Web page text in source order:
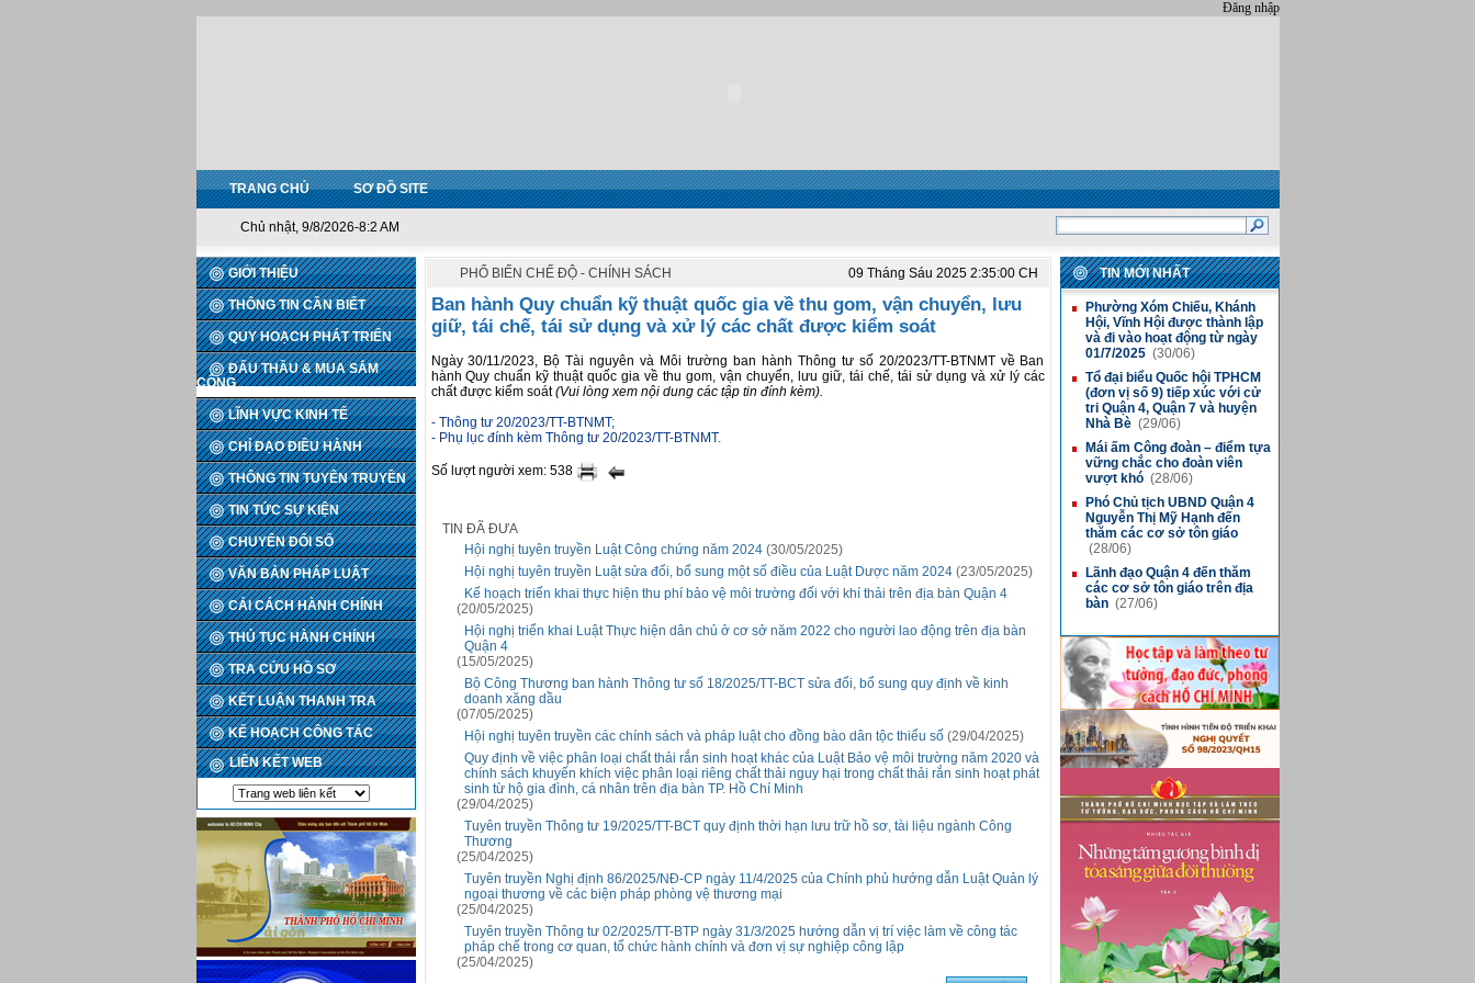
Đăng nhập
TRANG CHỦ SƠ ĐỒ SITE
Chủ nhật, 9/8/2026-8:2 AM
GIỚI THIỆU
THÔNG TIN CẦN BIẾT
QUY HOẠCH PHÁT TRIỂN
ĐẤU THẦU & MUA SẮM
CÔNG
LĨNH VỰC KINH TẾ
CHỈ ĐẠO ĐIỀU HÀNH
THÔNG TIN TUYÊN TRUYỀN
TIN TỨC SỰ KIỆN
CHUYỂN ĐỔI SỐ
VĂN BẢN PHÁP LUẬT
CẢI CÁCH HÀNH CHÍNH
THỦ TỤC HÀNH CHÍNH
TRA CỨU HỒ SƠ
KẾT LUẬN THANH TRA
KẾ HOẠCH CÔNG TÁC
LIÊN KẾT WEB
PHỔ BIẾN CHẾ ĐỘ - CHÍNH SÁCH 09 Tháng Sáu 2025 2:35:00 CH
Ban hành Quy chuẩn kỹ thuật quốc gia về thu gom, vận chuyển, lưu
giữ, tái chế, tái sử dụng và xử lý các chất được kiểm soát
Ngày 30/11/2023, Bộ Tài nguyên và Môi trường ban hành Thông tư số 20/2023/TT-BTNMT về Ban
hành Quy chuẩn kỹ thuật quốc gia về thu gom, vận chuyển, lưu giữ, tái chế, tái sử dụng và xử lý các
chất được kiểm soát(Vui lòng xem nội dung các tập tin đính kèm).
- Thông tư 20/2023/TT-BTNMT;
- Phụ lục đính kèm Thông tư 20/2023/TT-BTNMT.
Số lượt người xem: 538
TIN ĐÃ ĐƯA
Hội nghị tuyên truyền Luật Công chứng năm 2024(30/05/2025)
Hội nghị tuyên truyền Luật sửa đổi, bổ sung một số điều của Luật Dược năm 2024(23/05/2025)
Kế hoạch triển khai thực hiện thu phí bảo vệ môi trường đối với khí thải trên địa bàn Quận 4
(20/05/2025)
Hội nghị triển khai Luật Thực hiện dân chủ ở cơ sở năm 2022 cho người lao động trên địa bàn
Quận 4
(15/05/2025)
Bộ Công Thương ban hành Thông tư số 18/2025/TT-BCT sửa đổi, bổ sung quy định về kinh
doanh xăng dầu
(07/05/2025)
Hội nghị tuyên truyền các chính sách và pháp luật cho đồng bào dân tộc thiểu số(29/04/2025)
Quy định về việc phân loại chất thải rắn sinh hoạt khác của Luật Bảo vệ môi trường năm 2020 và
chính sách khuyến khích việc phân loại riêng chất thải nguy hại trong chất thải rắn sinh hoạt phát
sinh từ hộ gia đình, cá nhân trên địa bàn TP. Hồ Chí Minh
(29/04/2025)
Tuyên truyền Thông tư 19/2025/TT-BCT quy định thời hạn lưu trữ hồ sơ, tài liệu ngành Công
Thương
(25/04/2025)
Tuyên truyền Nghị định 86/2025/NĐ-CP ngày 11/4/2025 của Chính phủ hướng dẫn Luật Quản lý
ngoại thương về các biện pháp phòng vệ thương mại
(25/04/2025)
Tuyên truyền Thông tư 02/2025/TT-BTP ngày 31/3/2025 hướng dẫn vị trí việc làm về công tác
pháp chế trong cơ quan, tổ chức hành chính và đơn vị sự nghiệp công lập
(25/04/2025)
TIN MỚI NHẤT
■
Phường Xóm Chiếu, Khánh
Hội, Vĩnh Hội được thành lập
và đi vào hoạt động từ ngày
01/7/2025 (30/06)
■ Tổ đại biểu Quốc hội TPHCM
(đơn vị số 9) tiếp xúc với cử
tri Quận 4, Quận 7 và huyện
Nhà Bè (29/06)
■
Mái ấm Công đoàn – điểm tựa
vững chắc cho đoàn viên
vượt khó (28/06)
■
Phó Chủ tịch UBND Quận 4
Nguyễn Thị Mỹ Hạnh đến
thăm các cơ sở tôn giáo
(28/06)
■
Lãnh đạo Quận 4 đến thăm
các cơ sở tôn giáo trên địa
bàn (27/06)